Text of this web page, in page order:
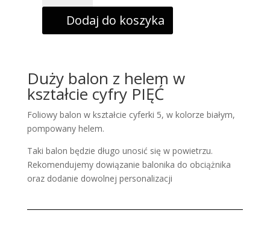
5
helem,
białym,
Dodaj do koszyka
Duży balon z helem w
kształcie cyfry PIĘĆ
Foliowy balon w kształcie cyferki 5, w kolorze białym,
pompowany helem.
Taki balon będzie długo unosić się w powietrzu.
Rekomendujemy dowiązanie balonika do obciążnika
oraz dodanie dowolnej personalizacji